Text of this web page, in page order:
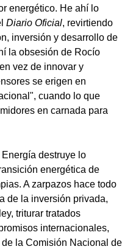
energético. He ahí lo
Diario Oficial, revirtiendo
inversión y desarrollo de
la obsesión de Rocío
vez de innovar y
se erigen en
cuando lo que
en carnada para
destruye lo
energética de
A zarpazos hace todo
de la inversión privada,
triturar tratados
internacionales,
la Comisión Nacional de